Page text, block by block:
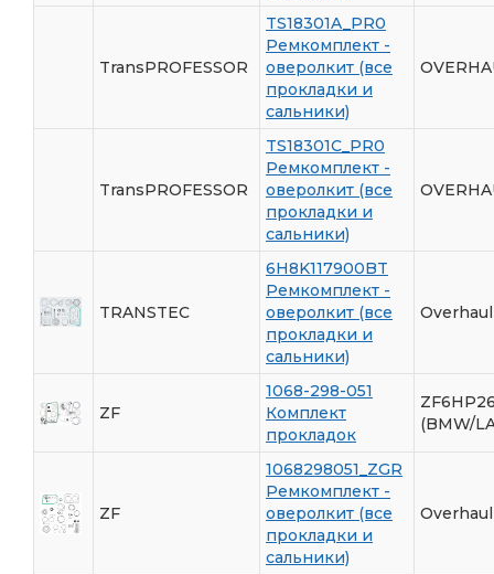
TransPROFESSOR
TS18301A_PR0
Ремкомплект -
оверолкит (все
прокладки и
сальники)
TransPROFESSOR
TS18301C_PR0
Ремкомплект -
оверолкит (все
прокладки и
сальники)
TRANSTEC
6H8K117900BT
Ремкомплект -
оверолкит (все
прокладки и
сальники)
ZF
1068-298-051
Комплект
прокладок
(BMW/
ZF
1068298051_ZGR
Ремкомплект -
оверолкит (все
прокладки и
сальники)